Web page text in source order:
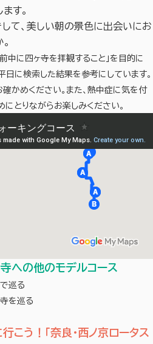
す。
て、美しい朝の景色に出会いにお
中に四ヶ寺を拝観すること」を目的に
に検索した結果を参考にしています。
かめください。また、熱中症に気を付
にとりながらお楽しみください。
への他のモデルコース
巡る
を巡る
こう！「奈良・西ノ京ロータス